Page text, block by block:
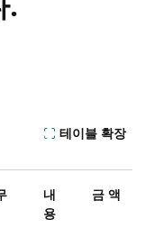
테이블 확장
내
용
금 액